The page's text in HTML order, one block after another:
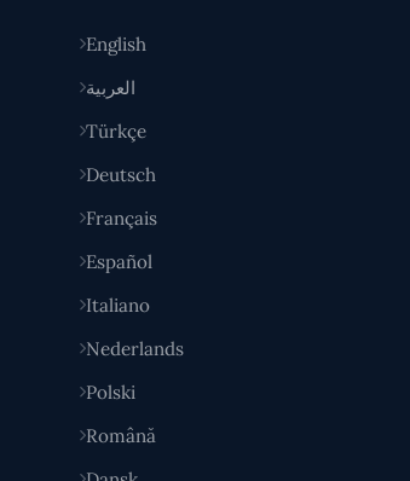
English
العربية
Türkçe
Deutsch
Français
Español
Italiano
Nederlands
Polski
Română